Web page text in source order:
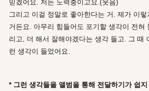
믿겠어요. 저는 노력충이고요.(웃음)
그리고 이걸 정말로 좋아한다는 거. 제가 이
거든요. 아무리 힘들어도 포기할 생각이 전혀
리고, 더 해서 잘해야겠다는 생각 들고. 그 때
런 생각이 들었어요.
* 그런 생각들을 앨범을 통해 전달하기가 쉽